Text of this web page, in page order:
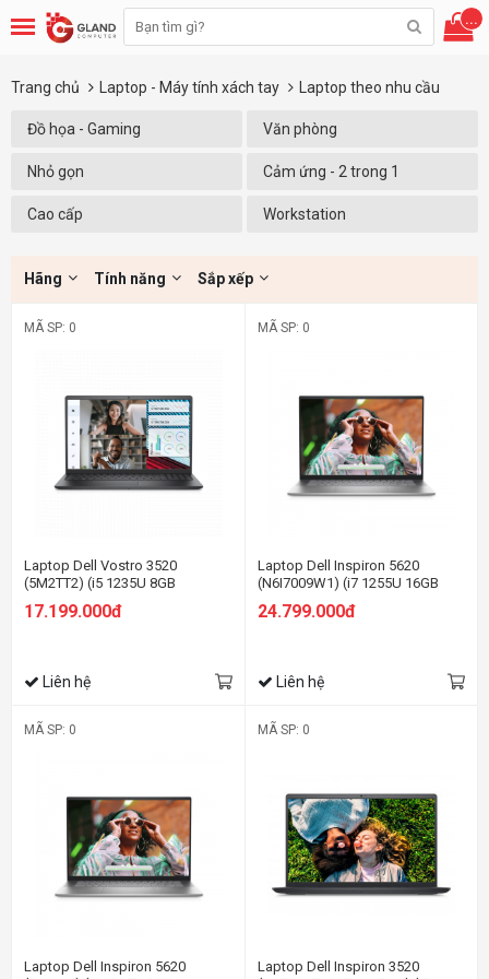
...
Trang chủ Laptop - Máy tính xách tay Laptop theo nhu cầu
Đồ họa - Gaming Văn phòng
Nhỏ gọn Cảm ứng - 2 trong 1
Cao cấp Workstation
Hãng Tính năng Sắp xếp
MÃ SP: 0
Laptop Dell Vostro 3520
(5M2TT2) (i5 1235U 8GB
FHD/Win11/OfficeHS21/Xám)
17.199.000đ
Liên hệ
MÃ SP: 0
Laptop Dell Inspiron 5620
(N6I7009W1) (i7 1255U 16GB
FHD+/Win11/Office HS21/Bạc)
24.799.000đ
Liên hệ
MÃ SP: 0
Laptop Dell Inspiron 5620
MÃ SP: 0
Laptop Dell Inspiron 3520